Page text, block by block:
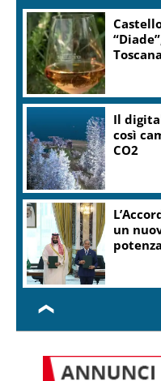
Toscana
Il
così
CO2
un
❮